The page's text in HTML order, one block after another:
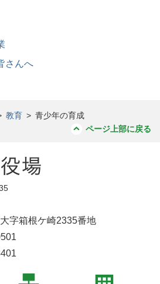
さんへ
教育 > 青少年の育成
ページ上部に戻る
字箱根ケ崎2335番地